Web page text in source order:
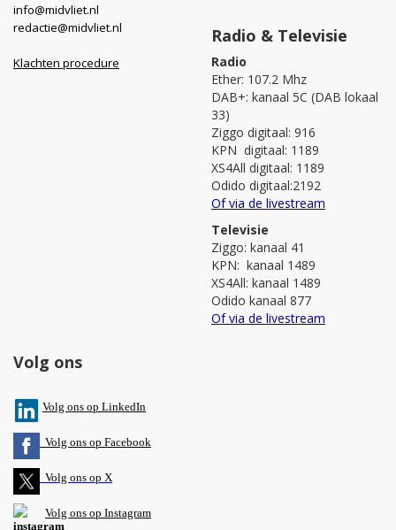
info@midvliet.nl
redactie@midvliet.nl
Klachten procedure
Radio & Televisie
Radio
Ether: 107.2 Mhz
DAB+: kanaal 5C (DAB lokaal
33)
Ziggo digitaal: 916
KPN digitaal: 1189
XS4All digitaal: 1189
Odido digitaal:2192
Of via de livestream
Televisie
Ziggo: kanaal 41
KPN: kanaal 1489
XS4All: kanaal 1489
Odido kanaal 877
Of via de livestream
Volg ons
Volg ons op LinkedIn
Volg ons op Facebook
Volg ons op X
Volg ons op Instagram